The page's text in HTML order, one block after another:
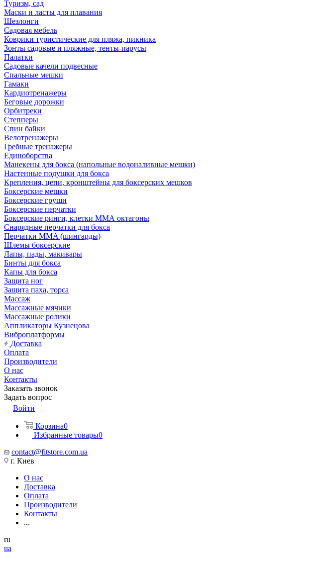
Туризм, сад
Маски и ласты для плавания
Шезлонги
Садовая мебель
Коврики туристические для пляжа, пикника
Зонты садовые и пляжные, тенты-парусы
Палатки
Садовые качели подвесные
Спальные мешки
Гамаки
Кардиотренажеры
Беговые дорожки
Орбитреки
Степперы
Спин байки
Велотренажеры
Гребные тренажеры
Единоборства
Манекены для бокса (напольные водоналивные мешки)
Настенные подушки для бокса
Крепления, цепи, кронштейны для боксерских мешков
Боксерские мешки
Боксерские груши
Боксерские перчатки
Боксерские ринги, клетки ММА октагоны
Снарядные перчатки для бокса
Перчатки MMA (шингарды)
Шлемы боксерские
Лапы, пады, макивары
Бинты для бокса
Капы для бокса
Защита ног
Защита паха, торса
Массаж
Массажные мячики
Массажные ролики
Аппликаторы Кузнецова
Виброплатформы
Доставка
Оплата
Производители
О нас
Контакты
Заказать звонок
Задать вопрос
Войти
Корзина0
Избранные товары0
contact@fitstore.com.ua
г. Киев
О нас
Доставка
Оплата
Производители
Контакты
...
ru
ua